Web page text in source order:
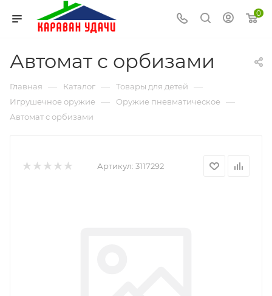
0
Автомат с орбизами
Главная — Каталог — Товары для детей —
Игрушечное оружие — Оружие пневматическое —
Автомат с орбизами
Артикул: 3117292